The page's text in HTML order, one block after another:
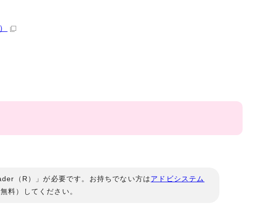
（R）」が必要です。お持ちでない方はアドビシステム
料）してください。